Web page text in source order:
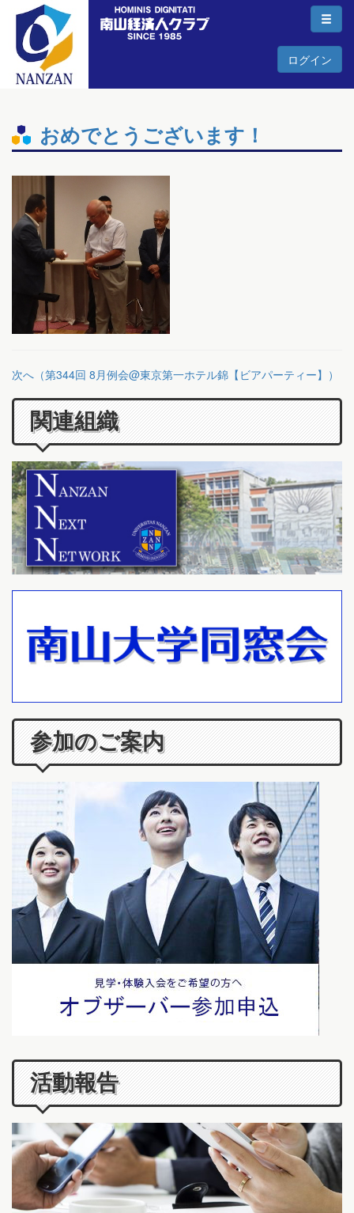
ログイン
おめでとうございます！
次へ（第344回 8月例会@東京第一ホテル錦【ビアパーティー】）
関連組織
参加のご案内
活動報告